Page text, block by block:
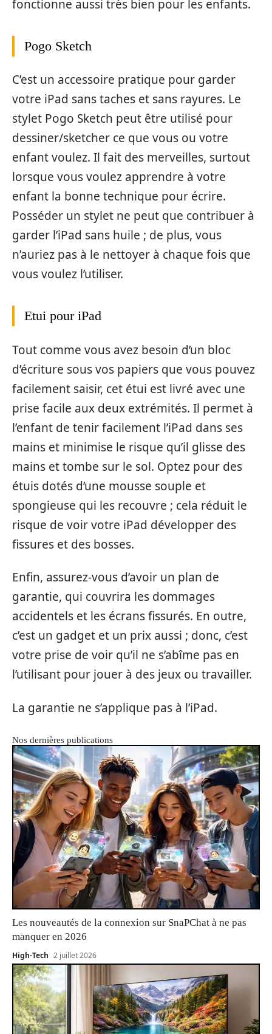
fonctionne aussi très bien pour les enfants.
Pogo Sketch
C’est un accessoire pratique pour garder
votre iPad sans taches et sans rayures. Le
stylet Pogo Sketch peut être utilisé pour
dessiner/sketcher ce que vous ou votre
enfant voulez. Il fait des merveilles, surtout
lorsque vous voulez apprendre à votre
enfant la bonne technique pour écrire.
Posséder un stylet ne peut que contribuer à
garder l’iPad sans huile ; de plus, vous
n’auriez pas à le nettoyer à chaque fois que
vous voulez l’utiliser.
Etui pour iPad
Tout comme vous avez besoin d’un bloc
d’écriture sous vos papiers que vous pouvez
facilement saisir, cet étui est livré avec une
prise facile aux deux extrémités. Il permet à
l’enfant de tenir facilement l’iPad dans ses
mains et minimise le risque qu’il glisse des
mains et tombe sur le sol. Optez pour des
étuis dotés d’une mousse souple et
spongieuse qui les recouvre ; cela réduit le
risque de voir votre iPad développer des
fissures et des bosses.
Enfin, assurez-vous d’avoir un plan de
garantie, qui couvrira les dommages
accidentels et les écrans fissurés. En outre,
c’est un gadget et un prix aussi ; donc, c’est
votre prise de voir qu’il ne s’abîme pas en
l’utilisant pour jouer à des jeux ou travailler.
La garantie ne s’applique pas à l’iPad.
Nos dernières publications
Les nouveautés de la connexion sur SnaPChat à ne pas
manquer en 2026
High-Tech 2 juillet 2026